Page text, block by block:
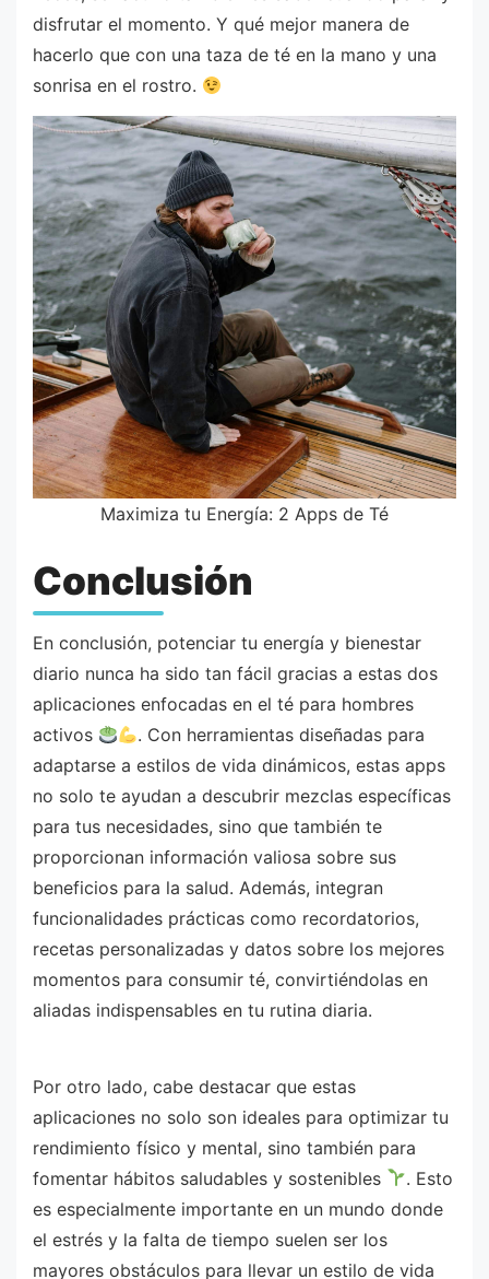
disfrutar el momento. Y qué mejor manera de
hacerlo que con una taza de té en la mano y una
sonrisa en el rostro.
Maximiza tu Energía: 2 Apps de Té
Conclusión
En conclusión, potenciar tu energía y bienestar
diario nunca ha sido tan fácil gracias a estas dos
aplicaciones enfocadas en el té para hombres
activos
. Con herramientas diseñadas para
adaptarse a estilos de vida dinámicos, estas apps
no solo te ayudan a descubrir mezclas específicas
para tus necesidades, sino que también te
proporcionan información valiosa sobre sus
beneficios para la salud. Además, integran
funcionalidades prácticas como recordatorios,
recetas personalizadas y datos sobre los mejores
momentos para consumir té, convirtiéndolas en
aliadas indispensables en tu rutina diaria.
Por otro lado, cabe destacar que estas
aplicaciones no solo son ideales para optimizar tu
rendimiento físico y mental, sino también para
fomentar hábitos saludables y sostenibles
. Esto
es especialmente importante en un mundo donde
el estrés y la falta de tiempo suelen ser los
mayores obstáculos para llevar un estilo de vida